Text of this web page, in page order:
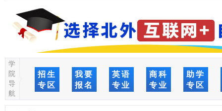
学
院
导
航
招生
专区
我要
报名
英语
专业
商科
专业
助学
专区